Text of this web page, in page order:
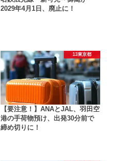
2029年4月1日、廃止に！
13東京都
【要注意！】ANAとJAL、羽田空
港の手荷物預け、出発30分前で
締め切りに！